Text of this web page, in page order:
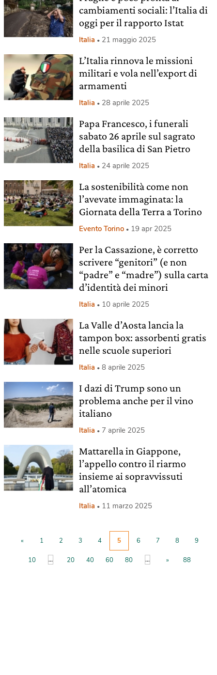
cambiamenti sociali: l’Italia di
oggi per il rapporto Istat
Italia 21 maggio 2025
L’Italia rinnova le missioni
militari e vola nell’export di
armamenti
Italia 28 aprile 2025
Papa Francesco, i funerali
sabato 26 aprile sul sagrato
della basilica di San Pietro
Italia 24 aprile 2025
La sostenibilità come non
l’avevate immaginata: la
Giornata della Terra a Torino
Evento Torino 19 apr 2025
Per la Cassazione, è corretto
scrivere “genitori” (e non
“padre” e “madre”) sulla carta
d’identità dei minori
Italia 10 aprile 2025
La Valle d’Aosta lancia la
tampon box: assorbenti gratis
nelle scuole superiori
Italia 8 aprile 2025
I dazi di Trump sono un
problema anche per il vino
italiano
Italia 7 aprile 2025
Mattarella in Giappone,
l’appello contro il riarmo
insieme ai sopravvissuti
all’atomica
Italia 11 marzo 2025
« 1 2 3 4 5 6 7 8 9
10 ... 20 40 60 80 ... » 88